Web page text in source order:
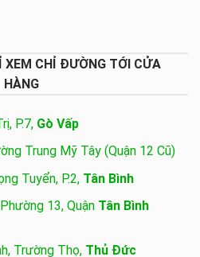
XEM CHỈ ĐƯỜNG TỚI CỬA
HÀNG
P.7, Gò Vấp
Trung Mỹ Tây (Quận 12 Cũ)
Tuyển, P.2, Tân Bình
13, Quận Tân Bình
Trường Thọ, Thủ Đức